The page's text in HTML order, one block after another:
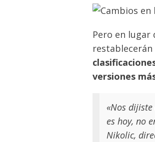
Pero en lugar
restablecerán
versiones
«Nos
es hoy, no
Nikolic,